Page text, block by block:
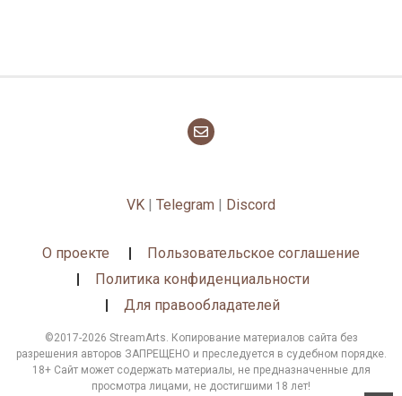
VK | Telegram | Discord
О проекте
Пользовательское соглашение
Политика конфиденциальности
Для правообладателей
©2017-2026 StreamArts. Копирование материалов сайта без
разрешения авторов ЗАПРЕЩЕНО и преследуется в судебном порядке.
18+ Сайт может содержать материалы, не предназначенные для
просмотра лицами, не достигшими 18 лет!